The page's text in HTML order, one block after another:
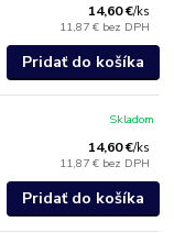
14,60 €/ks
11,87 € bez DPH
Pridať do košíka
14,60 €/ks
11,87 € bez DPH
Skladom
Pridať do košíka